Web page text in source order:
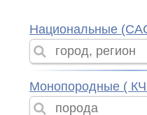
Национальные
Монопородные (